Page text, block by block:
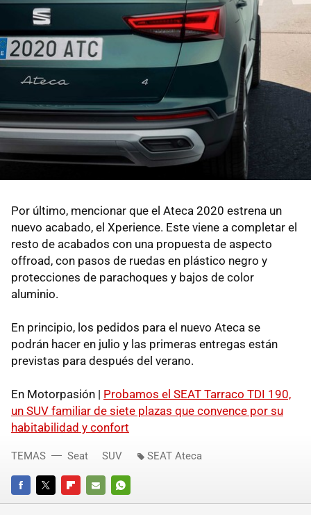
Por último, mencionar que el Ateca 2020 estrena un
nuevo acabado, el Xperience. Este viene a completar el
resto de acabados con una propuesta de aspecto
offroad, con pasos de ruedas en plástico negro y
protecciones de parachoques y bajos de color
aluminio.
En principio, los pedidos para el nuevo Ateca se
podrán hacer en julio y las primeras entregas están
previstas para después del verano.
En Motorpasión | Probamos el SEAT Tarraco TDI 190,
un SUV familiar de siete plazas que convence por su
habitabilidad y confort
FACEBOOKTWITTERFLIPBOARD
E-
WHATSAPP
TEMAS Seat SUV SEAT Ateca